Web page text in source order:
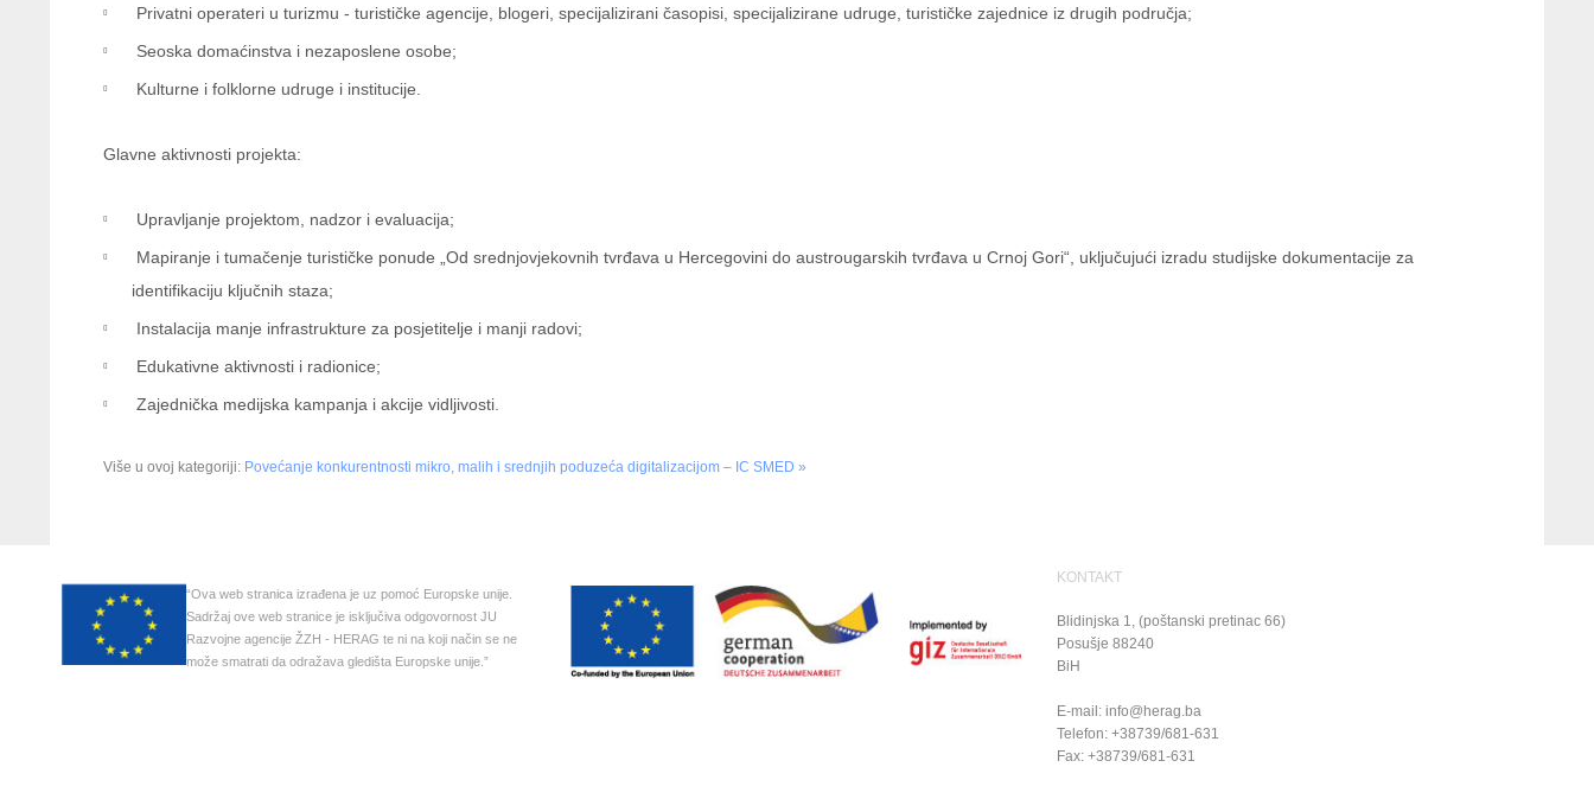
Privatni operateri u turizmu - turističke agencije, blogeri, specijalizirani časopisi, specijalizirane udruge, turističke zajednice iz drugih područja;
Seoska domaćinstva i nezaposlene osobe;
Kulturne i folklorne udruge i institucije.
Glavne aktivnosti projekta:
Upravljanje projektom, nadzor i evaluacija;
Mapiranje i tumačenje turističke ponude „Od srednjovjekovnih tvrđava u Hercegovini do austrougarskih tvrđava u Crnoj Gori“, uključujući izradu studijske dokumentacije za
identifikaciju ključnih staza;
Instalacija manje infrastrukture za posjetitelje i manji radovi;
Edukativne aktivnosti i radionice;
Zajednička medijska kampanja i akcije vidljivosti.
Više u ovoj kategoriji: Povećanje konkurentnosti mikro, malih i srednjih poduzeća digitalizacijom – IC SMED »
“Ova web stranica izrađena je uz pomoć Europske unije.
Sadržaj ove web stranice je isključiva odgovornost JU
Razvojne agencije ŽZH - HERAG te ni na koji način se ne
može smatrati da odražava gledišta Europske unije.”
KONTAKT
Blidinjska 1, (poštanski pretinac 66)
Posušje88240
BiH
E-mail:info@herag.ba
Telefon: +38739/681-631
Fax: +38739/681-631